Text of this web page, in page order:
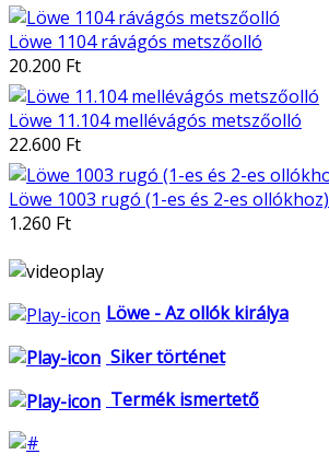
Löwe 1104 rávágós metszőolló
20.200 Ft
Löwe 11.104 mellévágós metszőolló
22.600 Ft
Löwe 1003 rugó (1-es és 2-es ollókhoz)
1.260 Ft
Löwe - Az ollók királya
Siker történet
Termék ismertető